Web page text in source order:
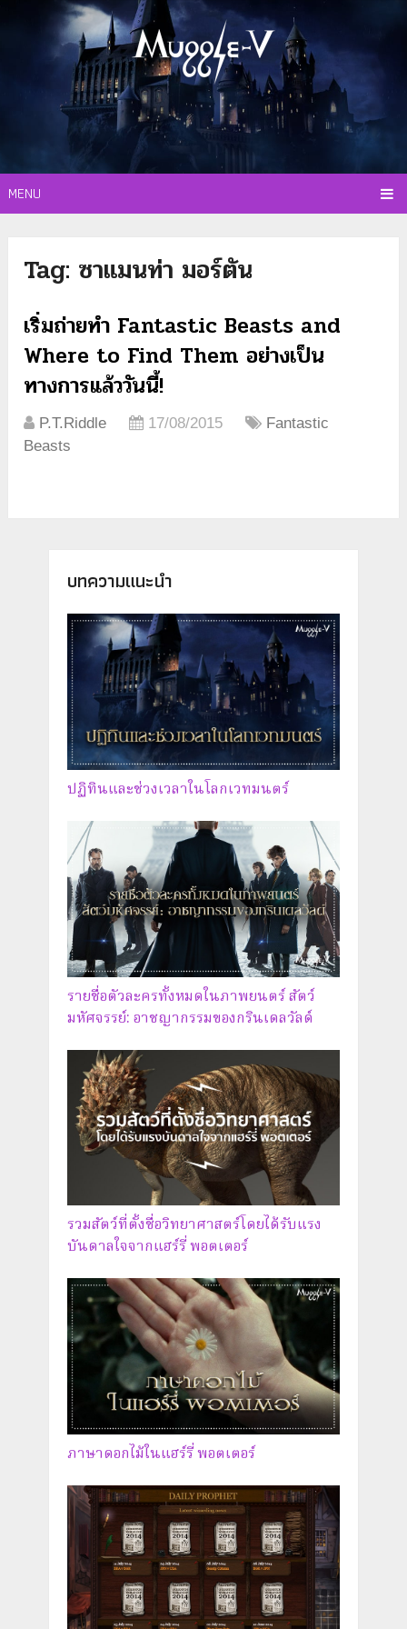
MENU
Tag: ซาแมนท่า มอร์ตัน
เริ่มถ่ายทำ Fantastic Beasts and
Where to Find Them อย่างเป็น
ทางการแล้ววันนี้!
P.T.Riddle 17/08/2015
Fantastic
Beasts
บทความแนะนำ
ปฏิทินและช่วงเวลาในโลกเวทมนตร์
รายชื่อตัวละครทั้งหมดในภาพยนตร์ สัตว์
มหัศจรรย์: อาชญากรรมของกรินเดลวัลด์
รวมสัตว์ที่ตั้งชื่อวิทยาศาสตร์โดยได้รับแรง
บันดาลใจจากแฮร์รี่ พอตเตอร์
ภาษาดอกไม้ในแฮร์รี่ พอตเตอร์